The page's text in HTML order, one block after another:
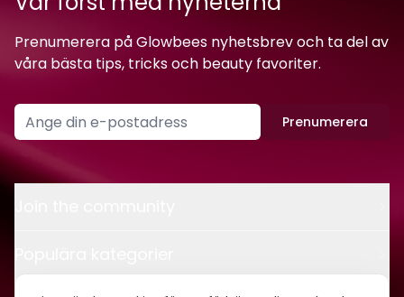
Prenumerera på Glowbees nyhetsbrev och ta del av
våra bästa tips, tricks och beauty favoriter.
Prenumerera